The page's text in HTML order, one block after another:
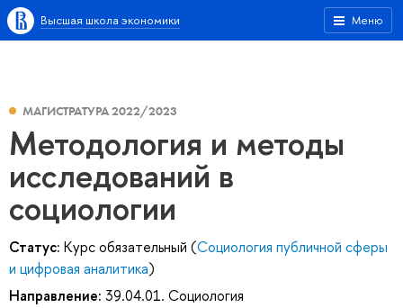
Меню
Высшая школа экономики
МАГИСТРАТУРА 2022/2023
Методология и методы
исследований в
социологии
Статус: Курс обязательный (Социология публичной сферы
и цифровая аналитика)
Направление: 39.04.01. Социология